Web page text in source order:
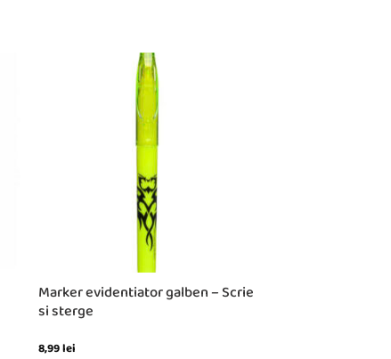
Marker evidentiator galben – Scrie
si sterge
8,99lei